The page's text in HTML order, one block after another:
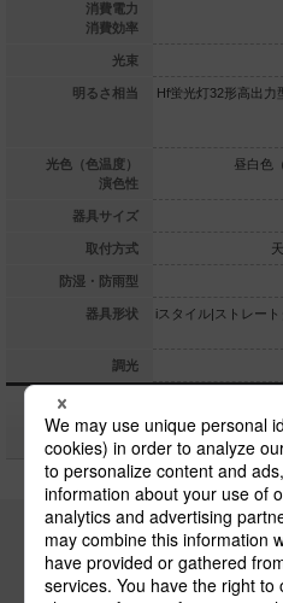
消費電力
消費効率
光束
明るさ相当
光色（色温度）
演色性
器具サイズ
取付方式
防湿・防雨型
器具形状
調光
36.3
190
力型2灯器具
色（5000K）
80×1225
天井直付型
対応なし
ートタイプ|笠
Hf蛍光灯32形高出力
昼白色
iスタイル|ストレー
関連商品
パナソニックの電気